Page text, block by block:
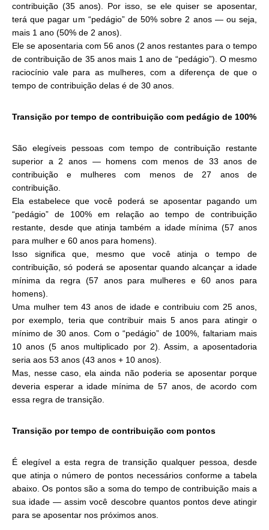
contribuição (35 anos). Por isso, se ele quiser se aposentar,
terá que pagar um “pedágio” de 50% sobre 2 anos — ou seja,
mais 1 ano (50% de 2 anos).
Ele se aposentaria com 56 anos (2 anos restantes para o tempo
de contribuição de 35 anos mais 1 ano de “pedágio”). O mesmo
raciocínio vale para as mulheres, com a diferença de que o
tempo de contribuição delas é de 30 anos.
Transição por tempo de contribuição com pedágio de 100%
São elegíveis pessoas com tempo de contribuição restante
superior a 2 anos — homens com menos de 33 anos de
contribuição e mulheres com menos de 27 anos de
contribuição.
Ela estabelece que você poderá se aposentar pagando um
“pedágio” de 100% em relação ao tempo de contribuição
restante, desde que atinja também a idade mínima (57 anos
para mulher e 60 anos para homens).
Isso significa que, mesmo que você atinja o tempo de
contribuição, só poderá se aposentar quando alcançar a idade
mínima da regra (57 anos para mulheres e 60 anos para
homens).
Uma mulher tem 43 anos de idade e contribuiu com 25 anos,
por exemplo, teria que contribuir mais 5 anos para atingir o
mínimo de 30 anos. Com o “pedágio” de 100%, faltariam mais
10 anos (5 anos multiplicado por 2). Assim, a aposentadoria
seria aos 53 anos (43 anos + 10 anos).
Mas, nesse caso, ela ainda não poderia se aposentar porque
deveria esperar a idade mínima de 57 anos, de acordo com
essa regra de transição.
Transição por tempo de contribuição com pontos
É elegível a esta regra de transição qualquer pessoa, desde
que atinja o número de pontos necessários conforme a tabela
abaixo. Os pontos são a soma do tempo de contribuição mais a
sua idade — assim você descobre quantos pontos deve atingir
para se aposentar nos próximos anos.